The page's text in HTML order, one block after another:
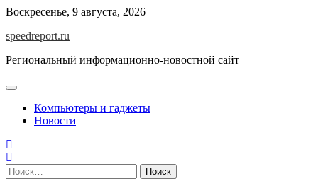
Skip
content
Воскресенье, 9 августа, 2026
speedreport.ru
Региональный информационно-новостной сайт
Компьютеры и гаджеты
Новости
Найти: